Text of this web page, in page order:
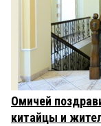
Омичей
китайцы и